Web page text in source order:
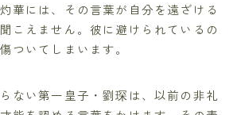
華には、その言葉が自分を遠ざける
こえません。彼に避けられているの
ついてしまいます。
ない第一皇子・劉琛は、以前の非礼